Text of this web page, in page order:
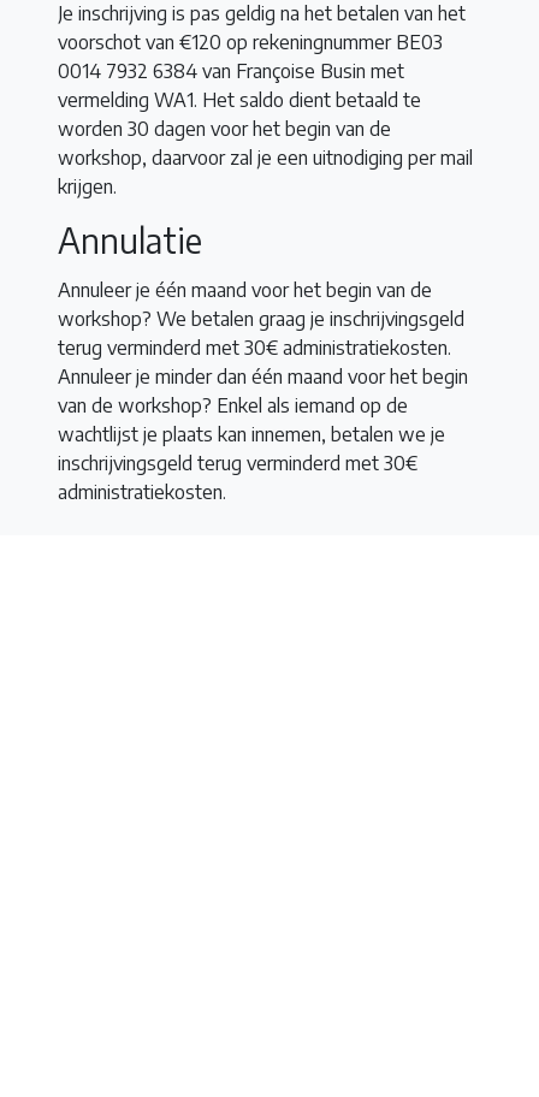
Je inschrijving is pas geldig na het betalen van het
voorschot van €120 op rekeningnummer BE03
0014 7932 6384 van Françoise Busin met
vermelding WA1. Het saldo dient betaald te
worden 30 dagen voor het begin van de
workshop, daarvoor zal je een uitnodiging per mail
krijgen.
Annulatie
Annuleer je één maand voor het begin van de
workshop? We betalen graag je inschrijvingsgeld
terug verminderd met 30€ administratiekosten.
Annuleer je minder dan één maand voor het begin
van de workshop? Enkel als iemand op de
wachtlijst je plaats kan innemen, betalen we je
inschrijvingsgeld terug verminderd met 30€
administratiekosten.